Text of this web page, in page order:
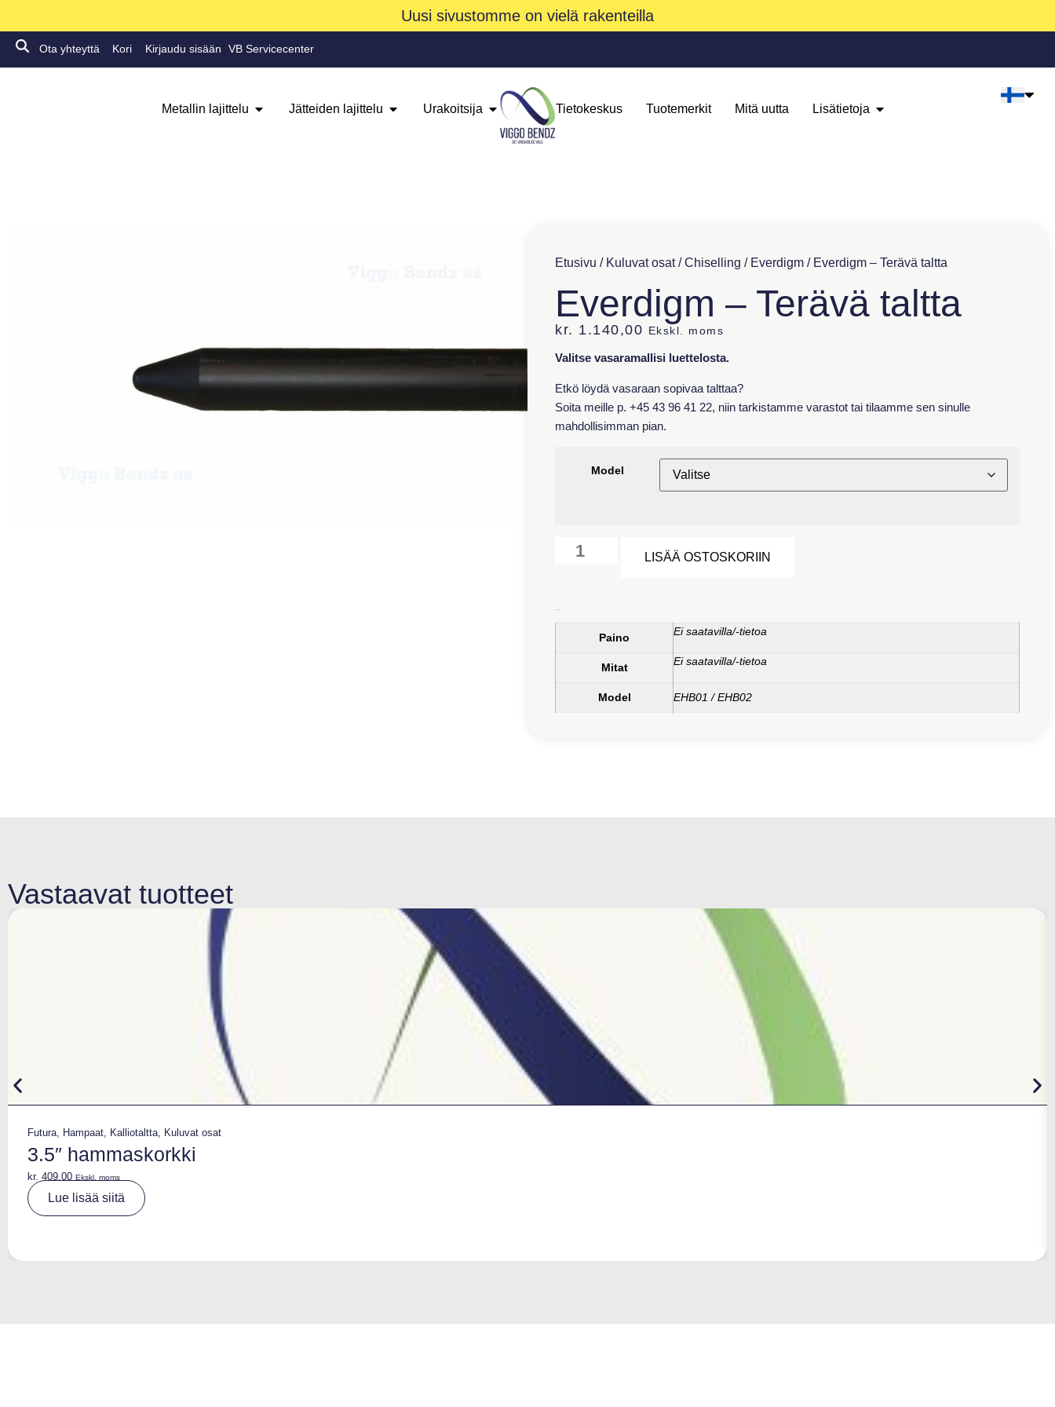
Uusi sivustomme on vielä rakenteilla
Ota yhteyttä Kori Kirjaudu sisään VB Servicecenter
Metallin lajittelu Jätteiden lajittelu Urakoitsija Tietokeskus Tuotemerkit Mitä uutta Lisätietoja
Etusivu / Kuluvat osat/Chiselling / Everdigm / Everdigm – Terävä taltta
Everdigm – Terävä taltta
kr. 1.140,00 Ekskl. moms
Valitse vasaramallisi luettelosta.
Etkö löydä vasaraan sopivaa talttaa?
Soita meille p. +45 43 96 41 22, niin tarkistamme varastot tai tilaamme sen sinulle
mahdollisimman pian.
Model
LISÄÄ OSTOSKORIIN
Paino Ei saatavilla/-tietoa
Mitat Ei saatavilla/-tietoa
Model EHB01 / EHB02
Vastaavat tuotteet
Futura Hampaat Kalliotaltta Kuluvat osat
3.5″ hammaskorkki
kr. 409,00 Ekskl. moms
Lue lisää siitä